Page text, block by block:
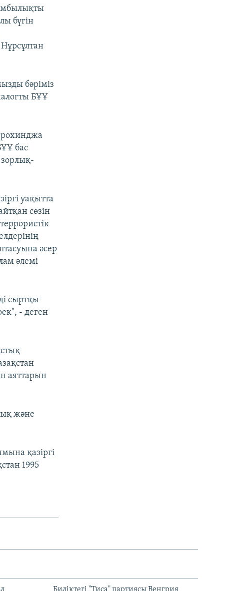
бүгін
бәріміз
БҰҰ
бас
уақытта
сөзін
әсер
әлемі
сыртқы
- деген
аяттарын
және
қазіргі
1995